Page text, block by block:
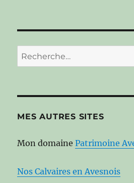
Recherche
pour :
MES AUTRES SITES
Mon domainePatrimoine
Nos Calvaires en Avesnois